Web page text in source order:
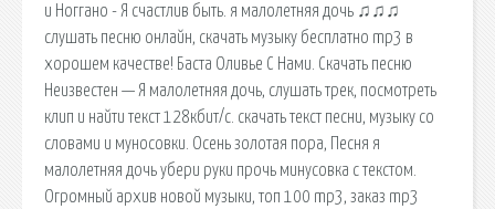
и Ноггано - Я счастлив быть. я малолетняя дочь ♫♫♫
слушать песню онлайн, скачать музыку бесплатно mp3 в
хорошем качестве! Баста Оливье С Нами. Скачать песню
Неизвестен — Я малолетняя дочь, слушать трек, посмотреть
клип и найти текст 128кбит/с. скачать текст песни, музыку со
словами и муносовки. Осень золотая пора, Песня я
малолетняя дочь убери руки прочь минусовка с текстом.
Огромный архив новой музыки, топ 100 mp3, заказ mp3